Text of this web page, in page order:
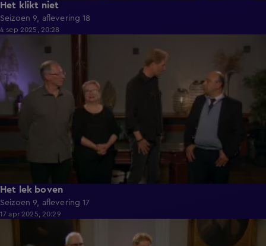
Het klikt niet
Seizoen 9, aflevering 18
4 sep 2025, 20:28
Het lek boven
Seizoen 9, aflevering 17
17 apr 2025, 20:29